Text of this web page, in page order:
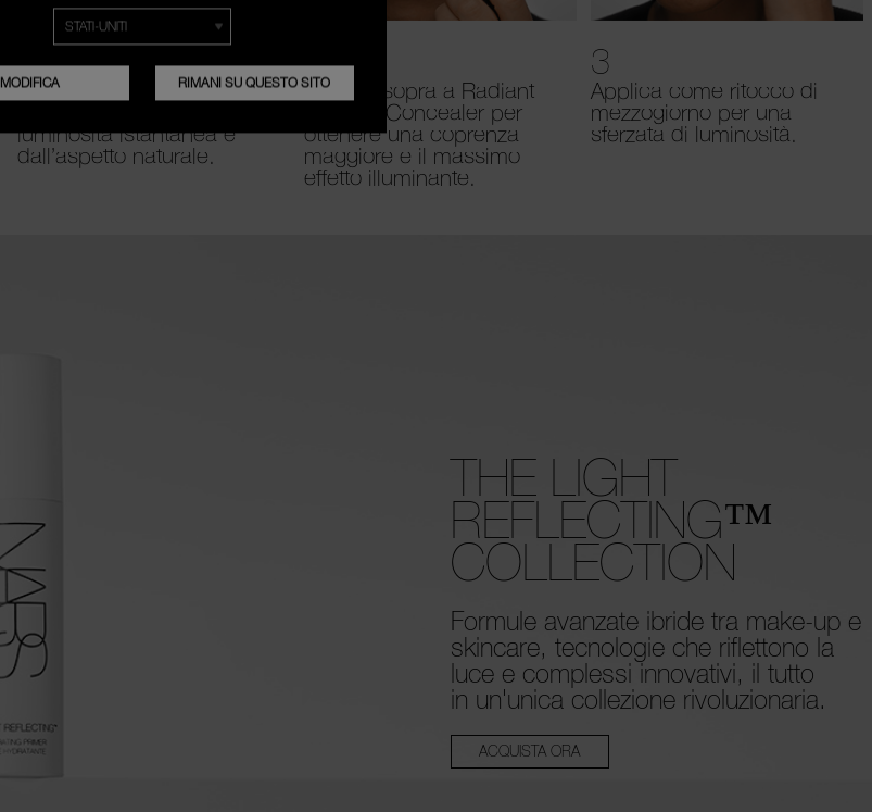
1
Usa Light Reflecting Eye
luminosità istantanea e
dall’aspetto naturale.
2
Applica sopra a Radiant
Creamy Concealer per
ottenere una coprenza
maggiore e il massimo
effetto illuminante.
3
Applica come ritocco di
mezzogiorno per una
sferzata di luminosità.
THE LIGHT
REFLECTING™
COLLECTION
Formule avanzate ibride tra make-up e
skincare, tecnologie che riflettono la
luce e complessi innovativi, il tutto
in un'unica collezione rivoluzionaria.
ACQUISTA ORA
MODIFICA RIMANI SU QUESTO SITO